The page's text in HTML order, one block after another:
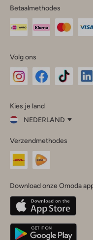
Betaalmethodes
Volg ons
InstagramFacebook
Kies je land
NEDERLAND
je
land
Nederland
Belgique
Deutschland
Verzendmethodes
Download onze Omoda